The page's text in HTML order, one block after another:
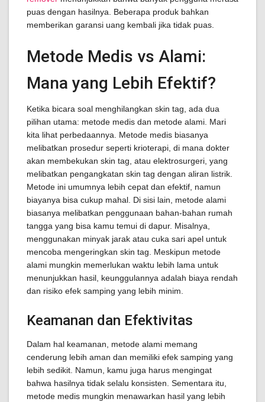
puas dengan hasilnya. Beberapa produk bahkan
memberikan garansi uang kembali jika tidak puas.
Metode Medis vs Alami:
Mana yang Lebih Efektif?
Ketika bicara soal menghilangkan skin tag, ada dua
pilihan utama: metode medis dan metode alami. Mari
kita lihat perbedaannya. Metode medis biasanya
melibatkan prosedur seperti krioterapi, di mana dokter
akan membekukan skin tag, atau elektrosurgeri, yang
melibatkan pengangkatan skin tag dengan aliran listrik.
Metode ini umumnya lebih cepat dan efektif, namun
biayanya bisa cukup mahal. Di sisi lain, metode alami
biasanya melibatkan penggunaan bahan-bahan rumah
tangga yang bisa kamu temui di dapur. Misalnya,
menggunakan minyak jarak atau cuka sari apel untuk
mencoba mengeringkan skin tag. Meskipun metode
alami mungkin memerlukan waktu lebih lama untuk
menunjukkan hasil, keunggulannya adalah biaya rendah
dan risiko efek samping yang lebih minim.
Keamanan dan Efektivitas
Dalam hal keamanan, metode alami memang
cenderung lebih aman dan memiliki efek samping yang
lebih sedikit. Namun, kamu juga harus mengingat
bahwa hasilnya tidak selalu konsisten. Sementara itu,
metode medis mungkin menawarkan hasil yang lebih